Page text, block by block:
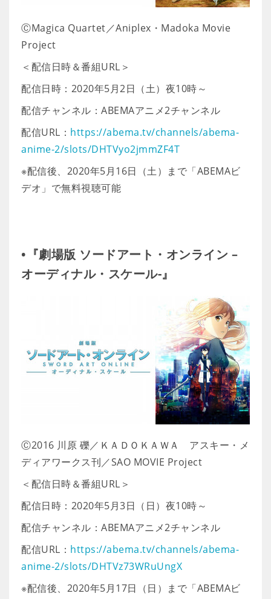
ⒸMagica Quartet／Aniplex・Madoka Movie
Project
＜配信日時＆番組URL＞
配信日時：2020年5月2日（土）夜10時～
配信チャンネル：ABEMAアニメ2チャンネル
配信URL： https://abema.tv/channels/abema-
anime-2/slots/DHTVyo2jmmZF4T
※配信後、2020年5月16日（土）まで「ABEMAビ
デオ」で無料視聴可能
•『劇場版 ソードアート・オンライン –
オーディナル・スケール-』
Ⓒ2016 川原 礫／ＫＡＤＯＫＡＷＡ アスキー・メ
ディアワークス刊／SAO MOVIE Project
＜配信日時＆番組URL＞
配信日時：2020年5月3日（日）夜10時～
配信チャンネル：ABEMAアニメ2チャンネル
配信URL： https://abema.tv/channels/abema-
anime-2/slots/DHTVz73WRuUngX
※配信後、2020年5月17日（日）まで「ABEMAビ